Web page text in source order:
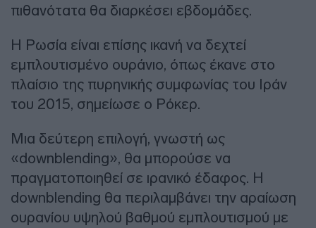
πιθανότατα θα διαρκέσει εβδομάδες.
Η Ρωσία είναι επίσης ικανή να δεχτεί
εμπλουτισμένο ουράνιο, όπως έκανε στο
πλαίσιο της πυρηνικής συμφωνίας του Ιράν
του 2015, σημείωσε ο Ρόκερ.
Μια δεύτερη επιλογή, γνωστή ως
«downblending», θα μπορούσε να
πραγματοποιηθεί σε ιρανικό έδαφος. Η
downblending θα περιλαμβάνει την αραίωση
ουρανίου υψηλού βαθμού εμπλουτισμού με